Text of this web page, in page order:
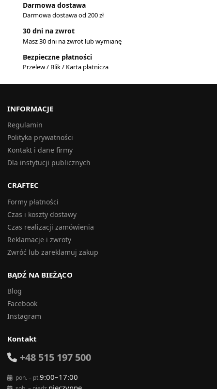
Darmowa dostawa
Darmowa dostawa od 200 zł
30 dni na zwrot
Masz 30 dni na zwrot lub wymianę
Bezpieczne płatności
Przelew / Blik / Karta płatnicza
INFORMACJE
Regulamin
Polityka prywatności
Kontakt i dane firmy
Dla instytucji publicznych
CRAFTEC
Formy płatności
Czas i koszty dostawy
Czas realizacji zamówienia
Reklamacje i zwroty
Zwróć lub zareklamuj zakup
BĄDŹ NA BIEŻĄCO
Blog
Facebook
Instagram
Kontakt
+48 515 197 500
pon. – pt.9:00–17:00